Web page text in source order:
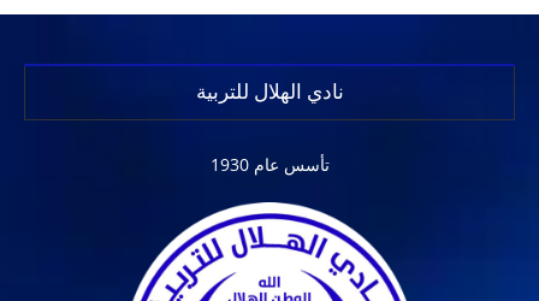
نادي الهلال للتربية
تأسس عام 1930